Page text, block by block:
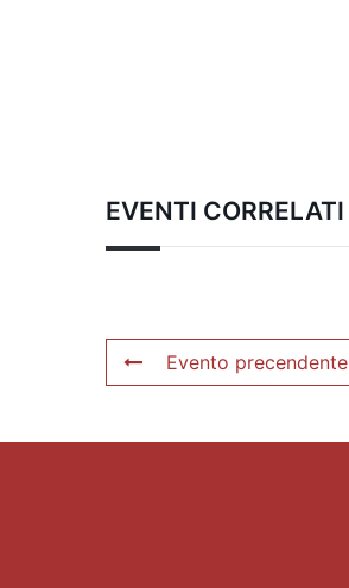
EVENTI CORRELATI
Evento precendente